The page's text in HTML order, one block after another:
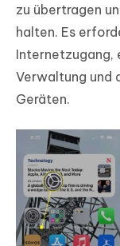
zu übertragen
halten. Es
Internetzugang,
Verwaltung und
Geräten.